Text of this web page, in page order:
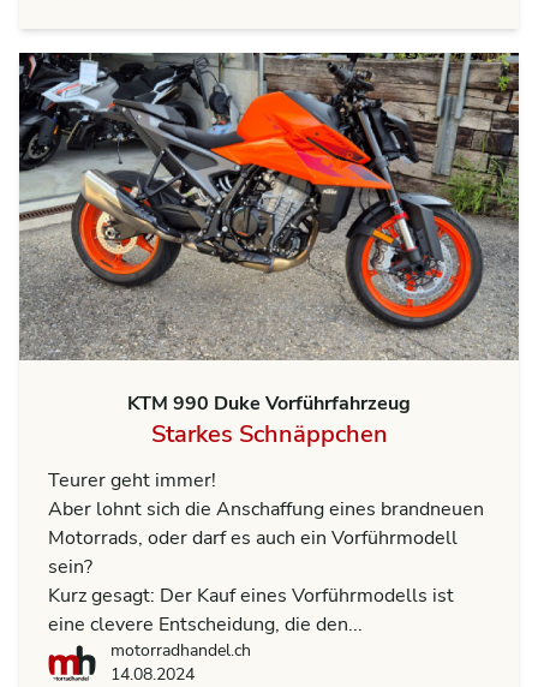
KTM 990 Duke Vorführfahrzeug
Starkes Schnäppchen
Teurer geht immer!
Aber lohnt sich die Anschaffung eines brandneuen
Motorrads, oder darf es auch ein Vorführmodell
sein?
Kurz gesagt: Der Kauf eines Vorführmodells ist
eine clevere Entscheidung, die den...
motorradhandel.ch
motorradhandel.ch
14.08.2024